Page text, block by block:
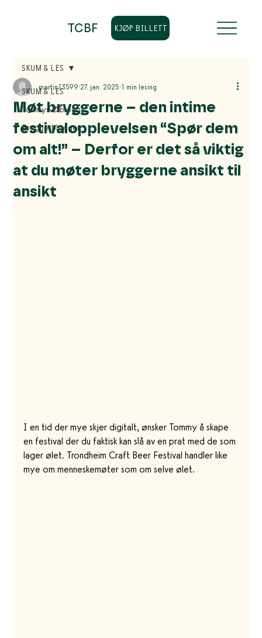
TCBF KJØP BILLETT
SKUM & LES
Tommys Ølblogg
Bryggerbloggen
SKUM & LES
Møt bryggerne – den intime
festivalopplevelsen “Spør dem
om alt!” – Derfor er det så viktig
at du møter bryggerne ansikt til
ansikt
martin13599 27. jan. 2025 1 min lesing
I en tid der mye skjer digitalt, ønsker Tommy å skape
en festival der du faktisk kan slå av en prat med de som
lager ølet. Trondheim Craft Beer Festival handler like
mye om menneskemøter som om selve ølet.